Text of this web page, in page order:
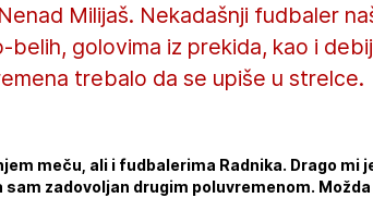
Milijaš. Nekadašnji fudbaler
golovima iz prekida, kao i
trebalo da se upiše u strelce.
meču, ali i fudbalerima Radnika. Drago mi
zadovoljan drugim poluvremenom.